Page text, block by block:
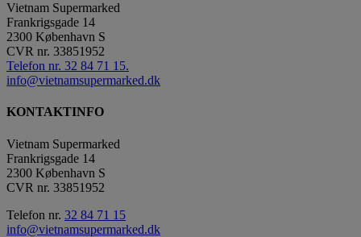
Vietnam Supermarked
Frankrigsgade 14
2300 København S
CVR nr. 33851952
Telefon nr. 32 84 71 15.
info@vietnamsupermarked.dk
KONTAKTINFO
Vietnam Supermarked
Frankrigsgade 14
2300 København S
CVR nr. 33851952
Telefon nr. 32 84 71 15
info@vietnamsupermarked.dk